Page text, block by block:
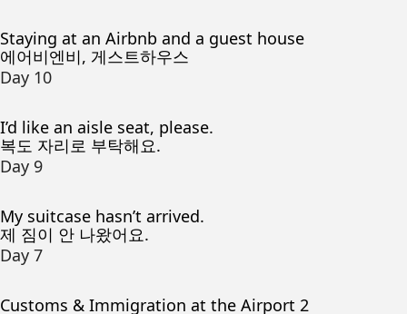
Staying at an Airbnb and a guest house
에어비엔비, 게스트하우스
Day 10
I’d like an aisle seat, please.
복도 자리로 부탁해요.
Day 9
My suitcase hasn’t arrived.
제 짐이 안 나왔어요.
Day 7
Customs & Immigration at the Airport 2